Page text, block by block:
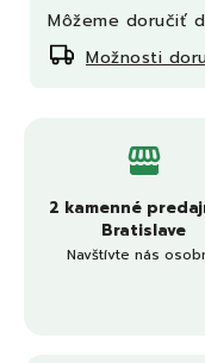
Môžeme doručiť
Možnosti
2 kamenné
Bratislave
Navštívte nás